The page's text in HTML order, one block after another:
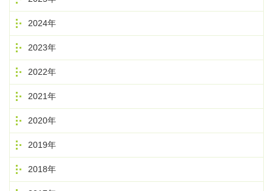
2024年
2023年
2022年
2021年
2020年
2019年
2018年